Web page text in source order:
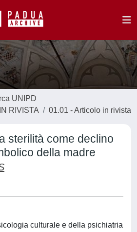
UNIPD
RIVISTA
01.01 - Articolo in rivista
sterilità come declino
della madre
culturale e della psichiatria